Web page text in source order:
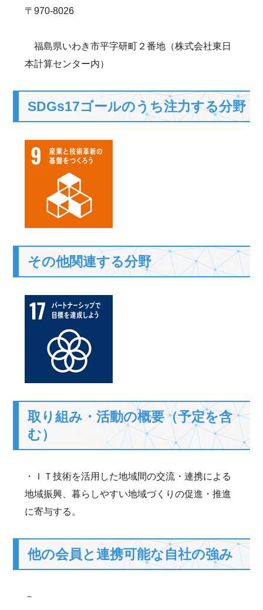
〒970-8026
福島県いわき市平字研町２番地（株式会社東日
本計算センター内）
SDGs17ゴールのうち注力する分野
その他関連する分野
取り組み・活動の概要（予定を含
む）
・ＩＴ技術を活用した地域間の交流・連携による
地域振興、暮らしやすい地域づくりの促進・推進
に寄与する。
他の会員と連携可能な自社の強み
－